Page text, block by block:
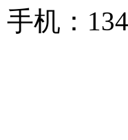
手机：